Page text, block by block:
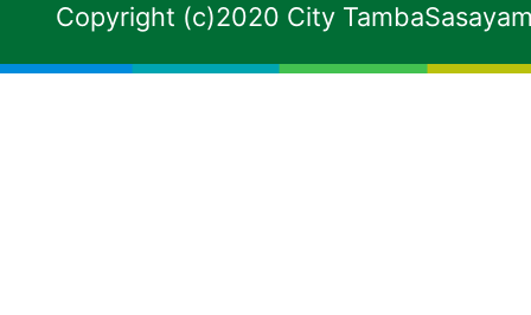
Copyright (c)2020 City